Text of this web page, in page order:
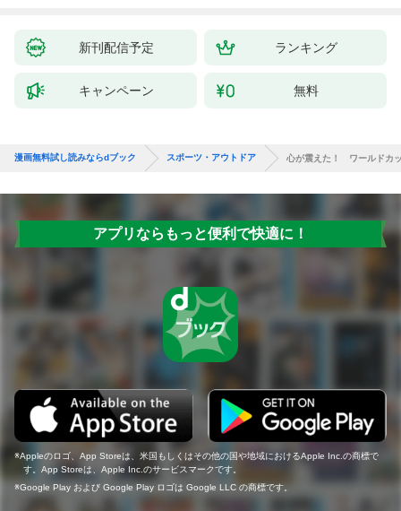
新刊配信予定 ランキング
キャンペーン 無料
漫画無料試し読みならdブック スポーツ・アウトドア 心が震えた！ ワールドカ
アプリならもっと便利で快適に！
Appleのロゴ、App Storeは、米国もしくはその他の国や地域におけるApple Inc.の商標で
す。App Storeは、Apple Inc.のサービスマークです。
Google Play および Google Play ロゴは Google LLC の商標です。